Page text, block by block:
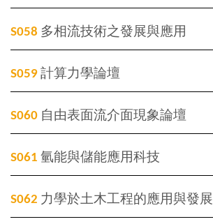
S058 多相流技術之發展與應用
S059 計算力學論壇
S060 自由表面流介面現象論壇
S061 氫能與儲能應用科技
S062 力學於土木工程的應用與發展